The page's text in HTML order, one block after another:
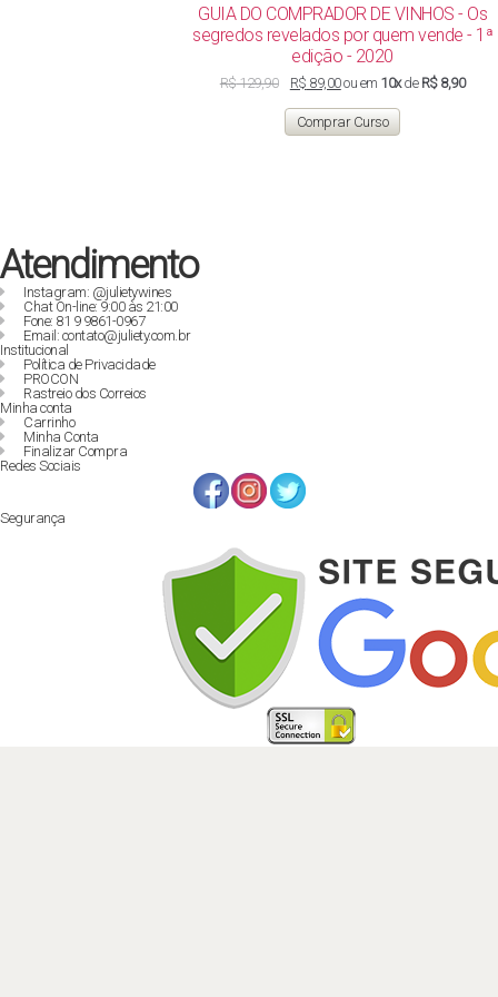
GUIA DO COMPRADOR DE VINHOS - Os
segredos revelados por quem vende - 1ª
edição - 2020
R$129,90
original
era:
R$ 129,90.
R$ 89,00O
atual
é:
R$ 89,00.
ou em 10xde R$ 8,90
Comprar Curso
Atendimento
Instagram: @julietywines
Chat On-line: 9:00 às 21:00
Fone: 81 9 9861-0967
Email: contato@juliety.com.br
Institucional
Política de Privacidade
PROCON
Rastreio dos Correios
Minha conta
Carrinho
Minha Conta
Finalizar Compra
Redes Sociais
Segurança